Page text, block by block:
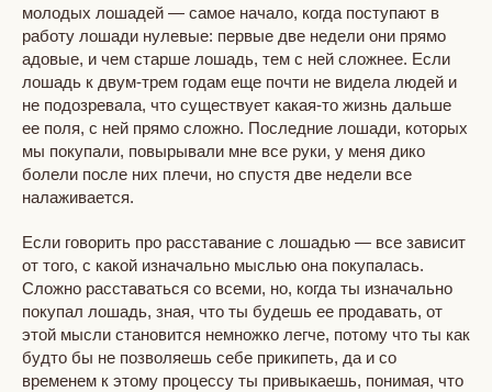
молодых лошадей — самое начало, когда поступают в
работу лошади нулевые: первые две недели они прямо
адовые, и чем старше лошадь, тем с ней сложнее. Если
лошадь к двум-трем годам еще почти не видела людей и
не подозревала, что существует какая-то жизнь дальше
ее поля, с ней прямо сложно. Последние лошади, которых
мы покупали, повырывали мне все руки, у меня дико
болели после них плечи, но спустя две недели все
налаживается.
Если говорить про расставание с лошадью — все зависит
от того, с какой изначально мыслью она покупалась.
Сложно расставаться со всеми, но, когда ты изначально
покупал лошадь, зная, что ты будешь ее продавать, от
этой мысли становится немножко легче, потому что ты как
будто бы не позволяешь себе прикипеть, да и со
временем к этому процессу ты привыкаешь, понимая, что